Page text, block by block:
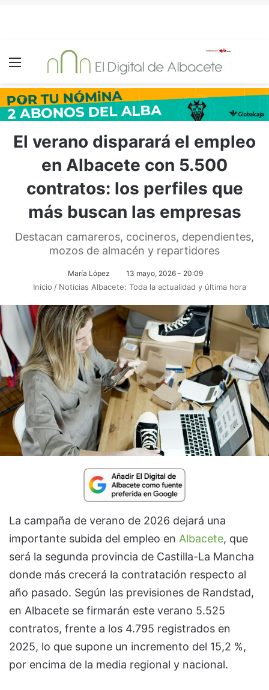
Menú
El verano disparará el empleo
en Albacete con 5.500
contratos: los perfiles que
más buscan las empresas
Destacan camareros, cocineros, dependientes,
mozos de almacén y repartidores
María López 13 mayo, 2026 - 20:09
Inicio / Noticias Albacete: Toda la actualidad y última hora
La campaña de verano de 2026 dejará una
importante subida del empleo en Albacete, que
será la segunda provincia de Castilla-La Mancha
donde más crecerá la contratación respecto al
año pasado. Según las previsiones de Randstad,
en Albacete se firmarán este verano 5.525
contratos, frente a los 4.795 registrados en
2025, lo que supone un incremento del 15,2 %,
por encima de la media regional y nacional.